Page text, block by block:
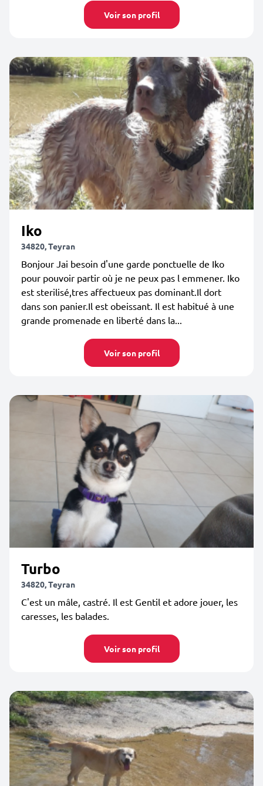
Voir son profil
Iko
34820, Teyran
Bonjour Jai besoin d'une garde ponctuelle de Iko
pour pouvoir partir où je ne peux pas l emmener. Iko
est sterilisé,tres affectueux pas dominant.Il dort
dans son panier.Il est obeissant. Il est habitué à une
grande promenade en liberté dans la...
Voir son profil
Turbo
34820, Teyran
C'est un mâle, castré. Il est Gentil et adore jouer, les
caresses, les balades.
Voir son profil